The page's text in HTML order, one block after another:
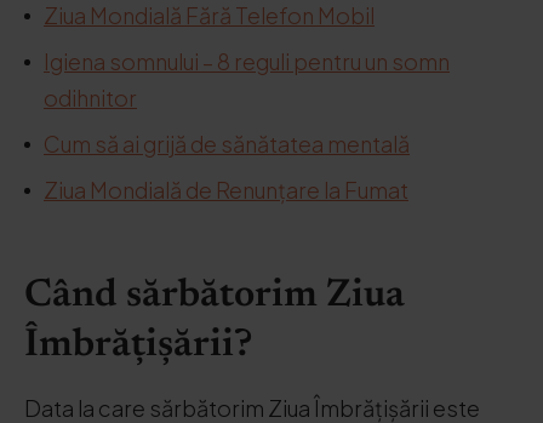
Ziua Mondială Fără Telefon Mobil
Igiena somnului – 8 reguli pentru un somn
odihnitor
Cum să ai grijă de sănătatea mentală
Ziua Mondială de Renunțare la Fumat
Când sărbătorim Ziua
Îmbrățișării?
Data la care sărbătorim Ziua Îmbrățișării este